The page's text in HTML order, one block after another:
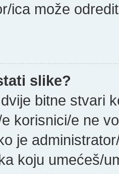
ica može
slike?
bitne stvari
korisnici/e ne
je
koju umećeš/